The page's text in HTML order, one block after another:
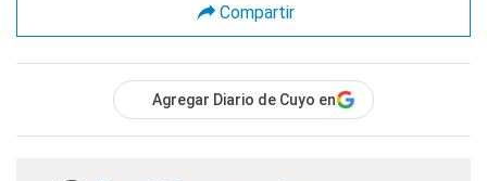
Compartir
Agregar Diario de Cuyo en